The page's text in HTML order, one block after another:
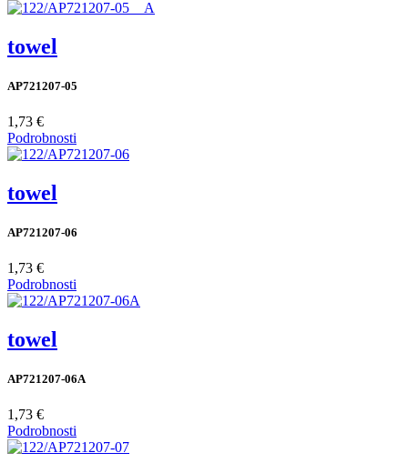
towel
AP721207-05
1,73 €
Podrobnosti
towel
AP721207-06
1,73 €
Podrobnosti
towel
AP721207-06A
1,73 €
Podrobnosti